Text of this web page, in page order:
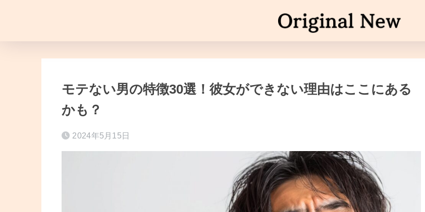
モテない男の特徴30選！彼女ができない理由はここにある
かも？
2024年5月15日